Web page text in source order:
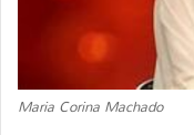
Maria Corina Machado